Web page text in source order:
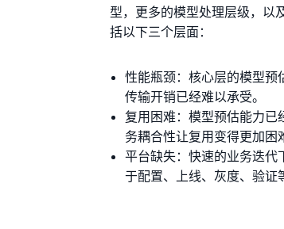
型，更多的模型处理层级，以
括以下三个层面：
性能瓶颈：核心层的模型预
传输开销已经难以承受。
复用困难：模型预估能力
务耦合性让复用变得更加困
平台缺失：快速的业务迭代
于配置、上线、灰度、验证